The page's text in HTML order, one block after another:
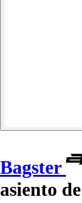
Bagster
asiento